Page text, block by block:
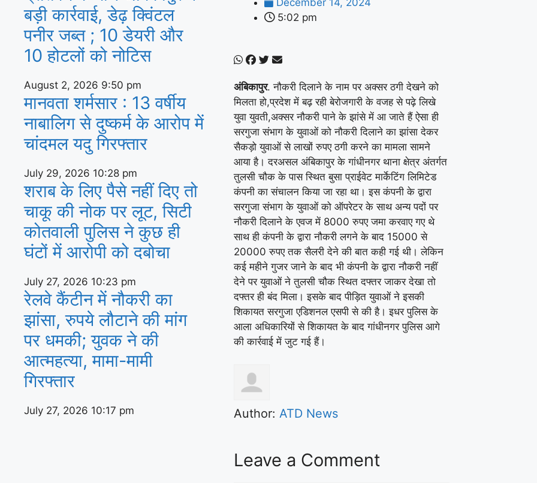
बड़ी कार्रवाई, डेढ़ क्विंटल
पनीर जब्त ; 10 डेयरी और
10 होटलों को नोटिस
August 2, 2026 9:50 pm
मानवता शर्मसार : 13 वर्षीय
नाबालिग से दुष्कर्म के आरोप में
चांदमल यदु गिरफ्तार
July 29, 2026 10:28 pm
शराब के लिए पैसे नहीं दिए तो
चाकू की नोक पर लूट, सिटी
कोतवाली पुलिस ने कुछ ही
घंटों में आरोपी को दबोचा
July 27, 2026 10:23 pm
रेलवे कैंटीन में नौकरी का
झांसा, रुपये लौटाने की मांग
पर धमकी; युवक ने की
आत्महत्या, मामा-मामी
गिरफ्तार
July 27, 2026 10:17 pm
December 14, 2024
5:02 pm
अंबिकापुर. नौकरी दिलाने के नाम पर अक्सर ठगी देखने को
मिलता हो,प्रदेश में बढ़ रही बेरोजगारी के वजह से पढ़े लिखे
युवा युवती,अक्सर नौकरी पाने के झांसे में आ जाते हैं ऐसा ही
सरगुजा संभाग के युवाओं को नौकरी दिलाने का झांसा देकर
सैकड़ो युवाओं से लाखों रुपए ठगी करने का मामला सामने
आया है। दरअसल अंबिकापुर के गांधीनगर थाना क्षेत्र अंतर्गत
तुलसी चौक के पास स्थित बुसा प्राईवेट मार्केटिंग लिमिटेड
कंपनी का संचालन किया जा रहा था। इस कंपनी के द्वारा
सरगुजा संभाग के युवाओं को ऑपरेटर के साथ अन्य पदों पर
नौकरी दिलाने के एवज में 8000 रुपए जमा करवाए गए थे
साथ ही कंपनी के द्वारा नौकरी लगने के बाद 15000 से
20000 रुपए तक सैलरी देने की बात कही गई थी। लेकिन
कई महीने गुजर जाने के बाद भी कंपनी के द्वारा नौकरी नहीं
देने पर युवाओं ने तुलसी चौक स्थित दफ्तर जाकर देखा तो
दफ्तर ही बंद मिला। इसके बाद पीड़ित युवाओं ने इसकी
शिकायत सरगुजा एडिशनल एसपी से की है। इधर पुलिस के
आला अधिकारियों से शिकायत के बाद गांधीनगर पुलिस आगे
की कार्रवाई में जुट गई हैं।
Author: ATD News
Leave a Comment